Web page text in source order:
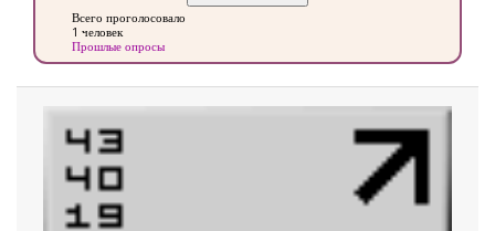
Всего проголосовало
1 человек
Прошлые опросы